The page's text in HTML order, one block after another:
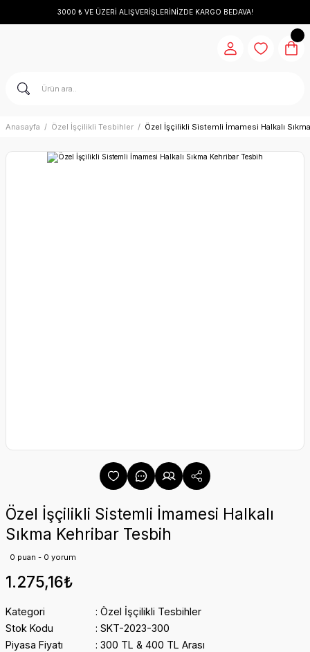
3000 ₺ VE ÜZERİ ALIŞVERİŞLERİNİZDE KARGO BEDAVA!
Anasayfa Özel İşçilikli Tesbihler Özel İşçilikli Sistemli İmamesi Halkalı
Özel İşçilikli Sistemli İmamesi Halkalı
Sıkma Kehribar Tesbih
0 puan - 0 yorum
1.275,16₺
Kategori
Özel İşçilikli Tesbihler
Stok Kodu
SKT-2023-300
Piyasa Fiyatı
300 TL & 400 TL Arası